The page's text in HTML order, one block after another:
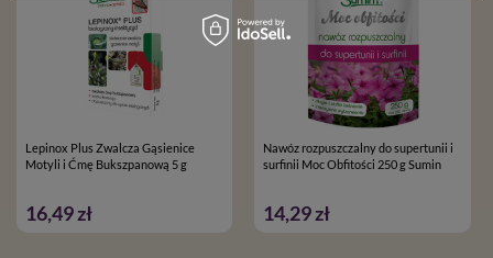
Lepinox Plus Zwalcza Gąsienice
Motyli i Ćmę Bukszpanową 5 g
16,49 zł
Nawóz rozpuszczalny do supertunii i
surfinii Moc Obfitości 250 g Sumin
14,29 zł